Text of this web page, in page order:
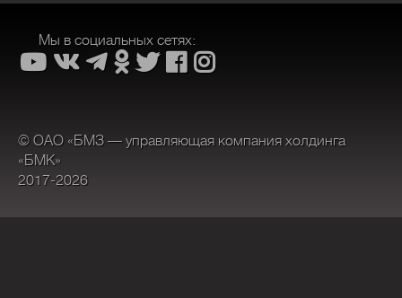
Мы в социальных сетях:
© ОАО «БМЗ — управляющая компания холдинга
«БМК»
2017-2026